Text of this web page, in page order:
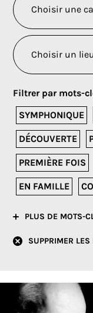
EN PRATIQUE
MÉDIAS
Filtrer par mots-
SYMPHONIQUE
DÉCOUVERTE
PREMIÈRE FOIS
EN FAMILLE
PLUS DE MOTS-
SUPPRIMER LES